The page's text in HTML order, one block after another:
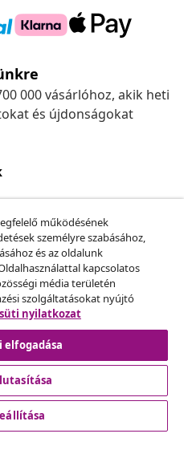
000 vásárlóhoz, akik heti
és újdonságokat
vonatkozó
való elállás
működésének
személyre szabásához,
és az oldalunk
kapcsolatos
média területén
szolgáltatásokat nyújtó
nyilatkozat
elfogadása